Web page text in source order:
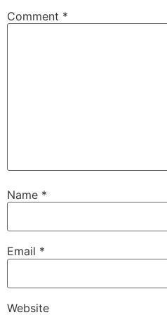
Comment *
Name *
Email *
Website